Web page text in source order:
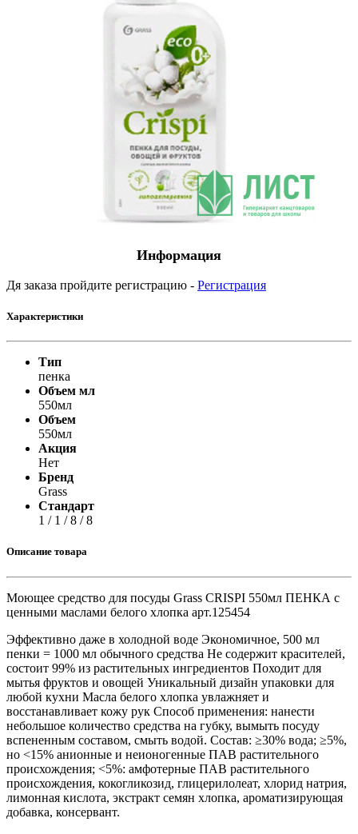
Информация
Дя заказа пройдите регистрацию - Регистрация
Характеристики
Тип
пенка
Объем мл
550мл
Объем
550мл
Акция
Нет
Бренд
Grass
Стандарт
1 / 1 / 8 / 8
Описание товара
Моющее средство для посуды Grass CRISPI 550мл ПЕНКА с
ценными маслами белого хлопка арт.125454
Эффективно даже в холодной воде Экономичное, 500 мл
пенки = 1000 мл обычного средства Не содержит красителей,
состоит 99% из растительных ингредиентов Походит для
мытья фруктов и овощей Уникальный дизайн упаковки для
любой кухни Масла белого хлопка увлажняет и
восстанавливает кожу рук Способ применения: нанести
небольшое количество средства на губку, вымыть посуду
вспененным составом, смыть водой. Состав: ≥30% вода; ≥5%,
но <15% анионные и неионогенные ПАВ растительного
происхождения; <5%: амфотерные ПАВ растительного
происхождения, кокогликозид, глицерилолеат, хлорид натрия,
лимонная кислота, экстракт семян хлопка, ароматизирующая
добавка, консервант.